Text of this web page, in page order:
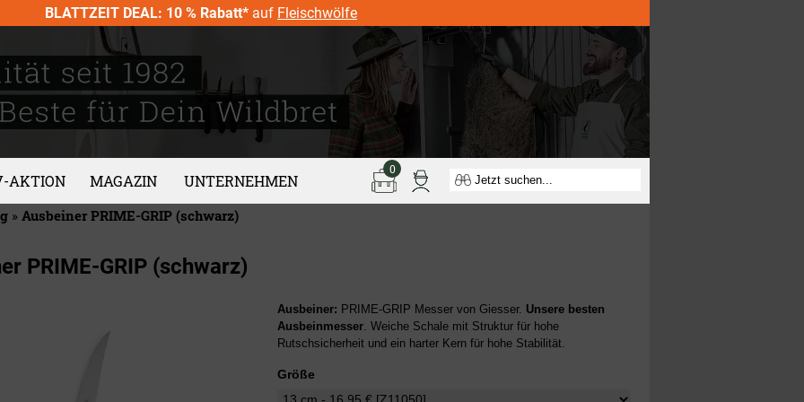
BLATTZEIT DEAL: 10 % Rabatt* auf Fleischwölfe
AKTION MAGAZIN UNTERNEHMEN
0
» Ausbeiner PRIME-GRIP (schwarz)
PRIME-GRIP (schwarz)
Ausbeiner: PRIME-GRIP Messer von Giesser. Unsere besten
Ausbeinmesser. Weiche Schale mit Struktur für hohe
Rutschsicherheit und ein harter Kern für hohe Stabilität.
Größe